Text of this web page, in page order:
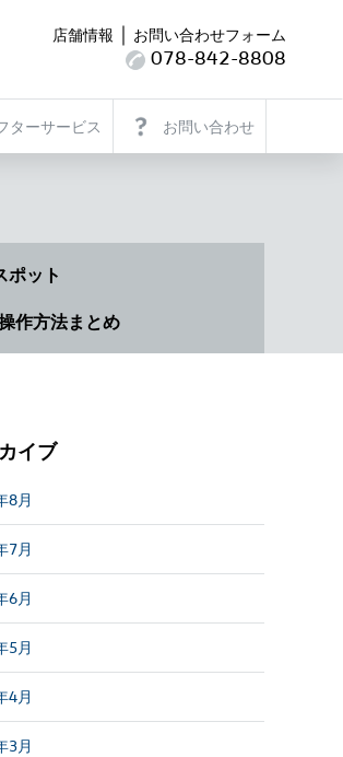
ターサービス お問い合わせ
店舗情報 ｜ お問い合わせフォーム
078-842-8808
ポット
作方法まとめ
イブ
8月
7月
6月
5月
4月
3月